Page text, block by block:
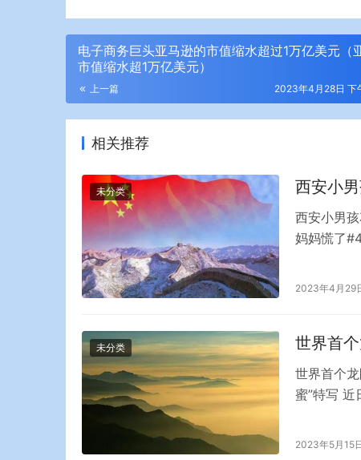
电子商务巨头亚马逊的市值缩水超过1万亿美元（
市值缩水超1万亿美元）
上一篇 2023年4月28日 下
相关推荐
未分类 西安小
西安小男
妈妈慌了
女士看到
2023年4月29
未分类 世界首
世界首个
蜜”特写 近
蜜”的真
2023年5月15